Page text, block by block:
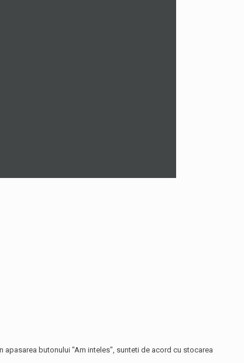
butonului "Am inteles", sunteti de acord cu stocarea